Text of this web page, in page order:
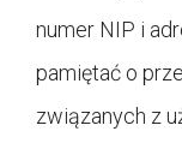
numer NIP i
pamiętać o
związanych z